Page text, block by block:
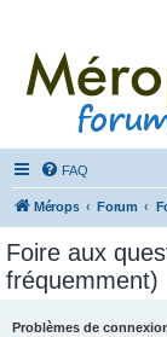
FAQ
Mérops Forum
Foire aux
fréquemment)
Problèmes de